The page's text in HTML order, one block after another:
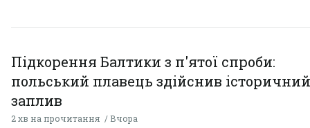
Підкорення Балтики з п'ятої спроби:
польський плавець здійснив історичний
заплив
2 хв на прочитання Вчора